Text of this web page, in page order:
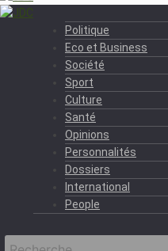
Politique
Eco et Business
Société
Sport
Culture
Santé
Opinions
Personnalités
Dossiers
International
People